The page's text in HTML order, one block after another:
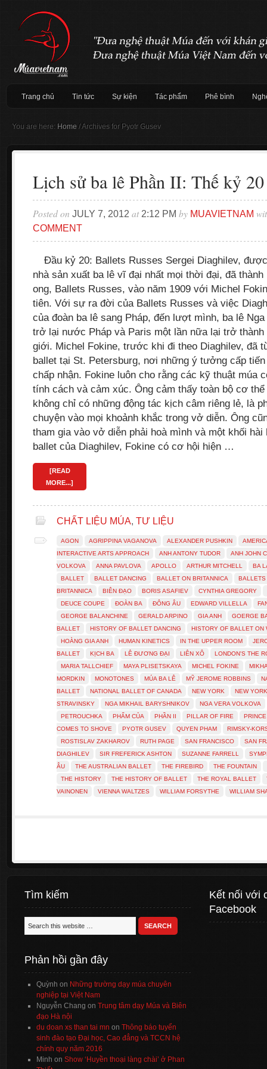
Trang chủ Tin tức Sự kiện Tác phẩm Phê bình
You are here: Home /Archives for Pyotr Gusev
Lịch sử ba lê Phần II: Thế kỷ
Posted on JULY 7, 2012 at 2:12 PM by MUAVIETNAM
COMMENT
Đầu kỷ 20: Ballets Russes Sergei Diaghilev,
nhà sản xuất ba lê vĩ đại nhất mọi thời đại, đã
ong, Ballets Russes, vào năm 1909 với Michel
tiên. Với sự ra đời của Ballets Russes và việc
của đoàn ba lê sang Pháp, đến lượt mình, ba lê
trở lại nước Pháp và Paris một lần nữa lại trở thành
giới. Michel Fokine, trước khi đi theo Diaghilev, đã
ballet tại St. Petersburg, nơi những ý tưởng cấp
chấp nhận. Fokine luôn cho rằng các kỹ thuật múa
tính cách và cảm xúc. Ông cảm thấy toàn bộ cơ
không chỉ có những động tác kịch câm riêng lẻ, là
chuyện vào mọi khoảnh khắc trong vở diễn. Ông
tham gia vào vở diễn phải hoà mình và một khối hài
ballet của Diaghilev, Fokine có cơ hội hiện …
[READ
MORE...]
CHẤT LIỆU MÚA, TƯ LIỆU
AGON AGRIPPINA VAGANOVA ALEXANDER PUSHKIN
INTERACTIVE ARTS APPROACH
ANH ANTONY TUDOR
ANH JOHN
VOLKOVA
ANNA PAVLOVA APOLLO ARTHUR MITCHELL
BA
BALLET
BALLET DANCING BALLET ON BRITANNICA
BALLETS
BRITANNICA
BIÊN ĐẠO BORIS ASAFIEV
CYNTHIA GREGORY
DEUCE COUPE
ĐOÀN BA ĐÔNG ÂU EDWARD VILLELLA
GEORGE BALANCHINE
GERALD ARPINO GIA ANH
GOERGE
BALLET
HISTORY OF BALLET DANCING
HISTORY OF BALLET ON
HOÀNG GIA ANH
HUMAN KINETICS IN THE UPPER ROOM
BALLET
KỊCH BA LÊ ĐƯƠNG ĐẠI LIÊN XÔ
LONDON'S THE
MARIA TALLCHIEF
MAYA PLISETSKAYA MICHEL FOKINE
MORDKIN
MONOTONES MÚA BA LÊ MỸ JEROME ROBBINS
BALLET
NATIONAL BALLET OF CANADA NEW YORK
NEW
STRAVINSKY
NGA MIKHAIL BARYSHNIKOV
NGA VERA VOLKOVA
PETROUCHKA
PHẨM CỦA PHẦN II PILLAR OF FIRE
COMES TO SHOVE
PYOTR GUSEV QUYEN PHAM
RIMSKY-
ROSTISLAV ZAKHAROV
RUTH PAGE SAN FRANCISCO
SAN
DIAGHILEV
SIR FREFERICK ASHTON SUZANNE FARRELL
ÂU
THE AUSTRALIAN BALLET THE FIREBIRD
THE FOUNTAIN
THE HISTORY
THE HISTORY OF BALLET THE ROYAL BALLET
VAINONEN
VIENNA WALTZES WILLIAM FORSYTHE WILLIAM
Tìm kiếm
Phản hồi gần đây
Quỳnh on Những trường dạy múa chuyên
nghiệp tại Việt Nam
Nguyễn Chang on Trung tâm dạy Múa và Biên
đạo Hà nội
du doan xs than tai mn on Thông báo tuyển
sinh đào tạo Đại học, Cao đẳng và TCCN hệ
chính quy năm 2016
Minh on Show ‘Huyền thoại làng chài’ ở Phan
Kết nối với
Facebook